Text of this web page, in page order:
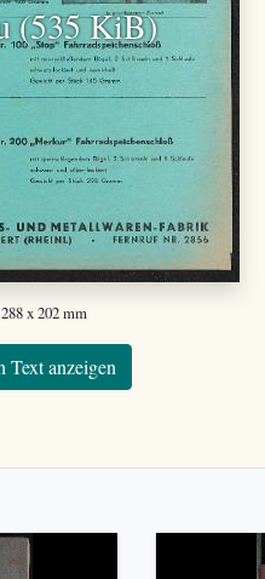
(535 KiB)
x 202 mm
Text anzeigen